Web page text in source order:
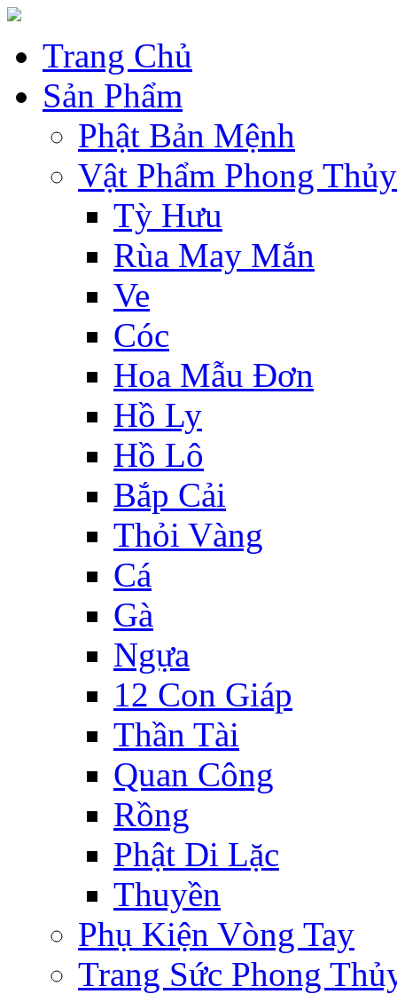
Trang Chủ
Sản Phẩm
Phật Bản Mệnh
Vật Phẩm Phong Thủy
Tỳ Hưu
Rùa May Mắn
Ve
Cóc
Hoa Mẫu Đơn
Hồ Ly
Hồ Lô
Bắp Cải
Thỏi Vàng
Cá
Gà
Ngựa
12 Con Giáp
Thần Tài
Quan Công
Rồng
Phật Di Lặc
Thuyền
Phụ Kiện Vòng Tay
Trang Sức Phong